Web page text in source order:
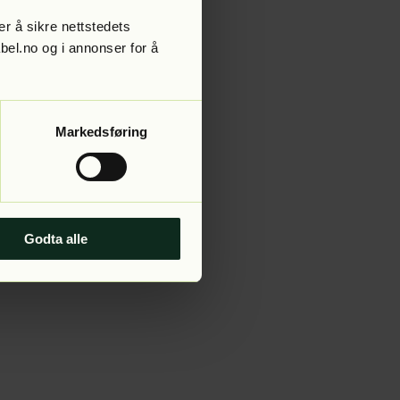
å sikre nettstedets
og i annonser for å
Markedsføring
Godta alle